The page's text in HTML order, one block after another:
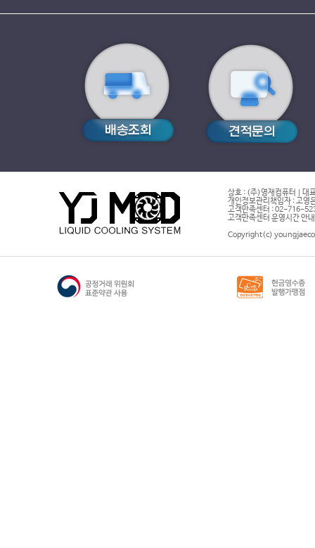
상호 : (주)영재컴퓨터 | 대
개인정보관리책임자 : 고영
고객만족센터 : 02-716-
고객만족센터 운영시간 안
Copyright(c)